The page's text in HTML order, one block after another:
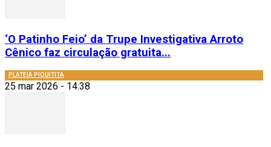
‘O Patinho Feio’ da Trupe Investigativa Arroto
Cênico faz circulação gratuita...
PLATEIA PIQUITITA
25 mar 2026 - 14:38